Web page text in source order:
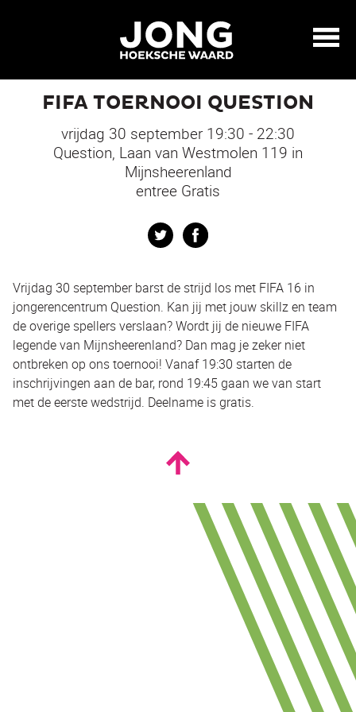
FIFA TOERNOOI QUESTION
vrijdag 30 september 19:30 - 22:30
Question, Laan van Westmolen 119 in
Mijnsheerenland
entree Gratis
Twitter
Vrijdag 30 september barst de strijd los met FIFA 16 in
jongerencentrum Question. Kan jij met jouw skillz en team
de overige spellers verslaan? Wordt jij de nieuwe FIFA
legende van Mijnsheerenland? Dan mag je zeker niet
ontbreken op ons toernooi! Vanaf 19:30 starten de
inschrijvingen aan de bar, rond 19:45 gaan we van start
met de eerste wedstrijd. Deelname is gratis.